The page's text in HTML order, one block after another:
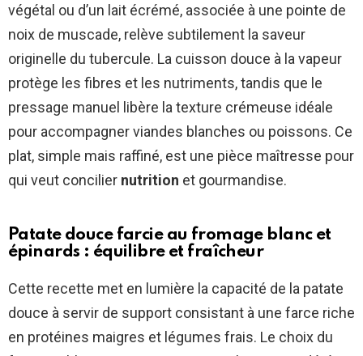
végétal ou d’un lait écrémé, associée à une pointe de
noix de muscade, relève subtilement la saveur
originelle du tubercule. La cuisson douce à la vapeur
protège les fibres et les nutriments, tandis que le
pressage manuel libère la texture crémeuse idéale
pour accompagner viandes blanches ou poissons. Ce
plat, simple mais raffiné, est une pièce maîtresse pour
qui veut concilier nutrition et gourmandise.
Patate douce farcie au fromage blanc et
épinards : équilibre et fraîcheur
Cette recette met en lumière la capacité de la patate
douce à servir de support consistant à une farce riche
en protéines maigres et légumes frais. Le choix du